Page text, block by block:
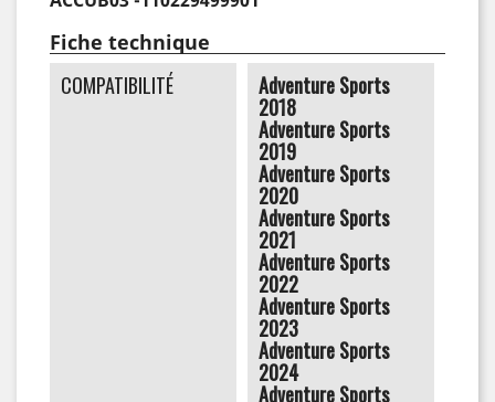
Fiche technique
COMPATIBILITÉ Adventure Sports
2018
Adventure Sports
2019
Adventure Sports
2020
Adventure Sports
2021
Adventure Sports
2022
Adventure Sports
2023
Adventure Sports
2024
Adventure Sports